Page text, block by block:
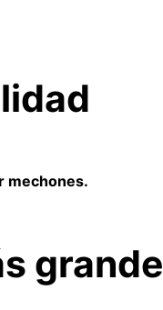
mechones.
grande